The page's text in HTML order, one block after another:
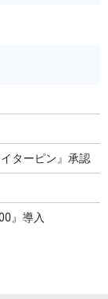
ターピン』承認
』導入